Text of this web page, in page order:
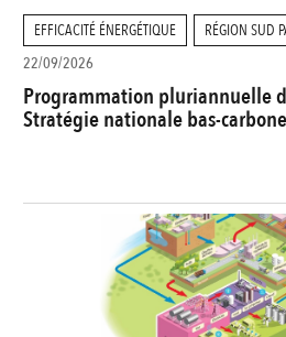
EFFICACITÉ ÉNERGÉTIQUE
RÉGION SUD
22/09/2026
Programmation pluriannuelle
Stratégie nationale bas-